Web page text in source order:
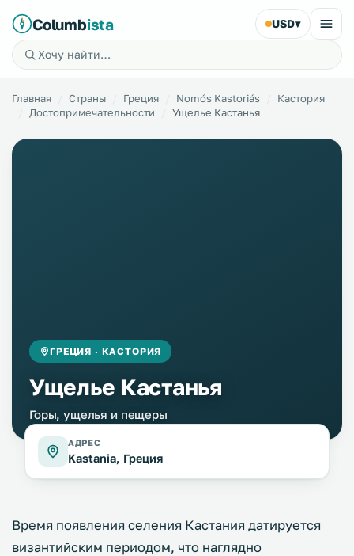
Columbista USD▾
Главная Страны Греция Nomós Kastoriás
Кастория
Достопримечательности
Ущелье Кастанья
ГРЕЦИЯ · КАСТОРИЯ
Ущелье Кастанья
Горы, ущелья и пещеры
АДРЕС
Kastania, Греция
Время появления селения Кастания датируется
византийским периодом, что наглядно